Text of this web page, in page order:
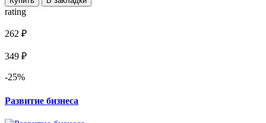
rating
262 ₽
349 ₽
-25%
Развитие бизнеса